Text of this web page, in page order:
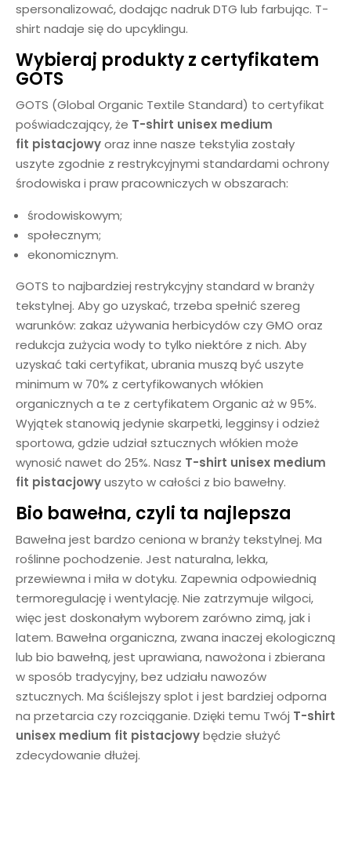
spersonalizować, dodając nadruk DTG lub farbując. T-
shirt nadaje się do upcyklingu.
Wybieraj produkty z certyfikatem
GOTS
GOTS (Global Organic Textile Standard) to certyfikat
poświadczający, że T-shirt unisex medium
fit pistacjowyoraz inne nasze tekstylia zostały
uszyte zgodnie z restrykcyjnymi standardami ochrony
środowiska i praw pracowniczych w obszarach:
środowiskowym;
społecznym;
ekonomicznym.
GOTS to najbardziej restrykcyjny standard w branży
tekstylnej. Aby go uzyskać, trzeba spełnić szereg
warunków: zakaz używania herbicydów czy GMO oraz
redukcja zużycia wody to tylko niektóre z nich. Aby
uzyskać taki certyfikat, ubrania muszą być uszyte
minimum w 70% z certyfikowanych włókien
organicznych a te z certyfikatem Organic aż w 95%.
Wyjątek stanowią jedynie skarpetki, legginsy i odzież
sportowa, gdzie udział sztucznych włókien może
wynosić nawet do 25%. Nasz T-shirt unisex medium
fit pistacjowyuszyto w całości z bio bawełny.
Bio bawełna, czyli ta najlepsza
Bawełna jest bardzo ceniona w branży tekstylnej. Ma
roślinne pochodzenie. Jest naturalna, lekka,
przewiewna i miła w dotyku. Zapewnia odpowiednią
termoregulację i wentylację. Nie zatrzymuje wilgoci,
więc jest doskonałym wyborem zarówno zimą, jak i
latem. Bawełna organiczna, zwana inaczej ekologiczną
lub bio bawełną, jest uprawiana, nawożona i zbierana
w sposób tradycyjny, bez udziału nawozów
sztucznych. Ma ściślejszy splot i jest bardziej odporna
na przetarcia czy rozciąganie. Dzięki temu Twój T-shirt
unisex medium fit pistacjowybędzie służyć
zdecydowanie dłużej.